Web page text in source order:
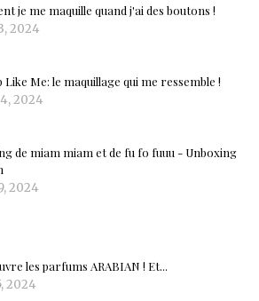
je me maquille quand j'ai des boutons !
2024
Like Me: le maquillage qui me ressemble !
2024
de miam miam et de fu fo fuuu - Unboxing
2024
les parfums ARABIAN ! Et...
2024